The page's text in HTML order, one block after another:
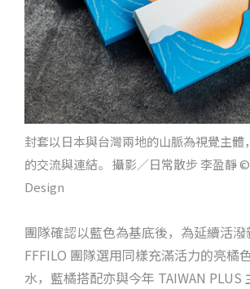
封套以日本與台灣兩地的山脈為視覺主體
的交流與連結。 攝影／日常散步 李盈靜
Design
團隊確認以藍色為基底後，為延續活潑
FFFILO 團隊選用同樣充滿活力的亮橘
水，藍橘搭配亦與今年 TAIWAN PLUS